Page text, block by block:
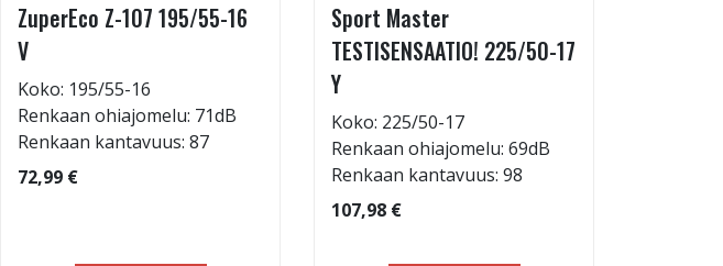
ZuperEco Z-107 195/55-16
V
Koko: 195/55-16
Renkaan ohiajomelu: 71dB
Renkaan kantavuus: 87
72,99 €
Sport Master
TESTISENSAATIO! 225/50-17
Y
Koko: 225/50-17
Renkaan ohiajomelu: 69dB
Renkaan kantavuus: 98
107,98 €